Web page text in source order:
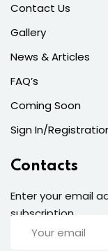
Contact Us
Gallery
News & Articles
FAQ’s
Coming Soon
Sign In/
Contacts
Enter your email
subscription